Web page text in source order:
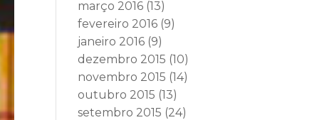
março 2016 (13)
fevereiro 2016 (9)
janeiro 2016 (9)
dezembro 2015 (10)
novembro 2015 (14)
outubro 2015 (13)
setembro 2015 (24)